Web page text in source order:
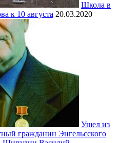
Школа в
к 10 августа 20.03.2020
Ушел из
гражданин Энгельсского